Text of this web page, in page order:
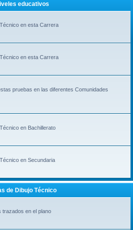
educativos
en esta Carrera
en esta Carrera
pruebas en las diferentes Comunidades
en Bachillerato
en Secundaria
de Dibujo Técnico
trazados en el plano